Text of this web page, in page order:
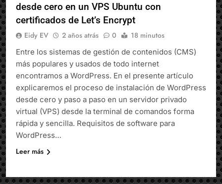
desde cero en un VPS Ubuntu con
certificados de Let’s Encrypt
Eidy EV 2 años atrás 0 18 minutos
Entre los sistemas de gestión de contenidos (CMS)
más populares y usados de todo internet
encontramos a WordPress. En el presente artículo
explicaremos el proceso de instalación de WordPress
desde cero y paso a paso en un servidor privado
virtual (VPS) desde la terminal de comandos forma
rápida y sencilla. Requisitos de software para
WordPress…
Leer más